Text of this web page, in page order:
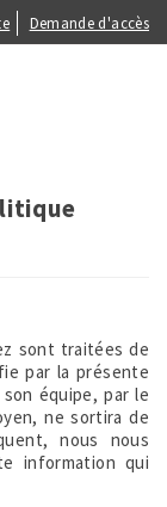
Demande d'accès
sont traitées de
par la présente
équipe, par le
ne sortira de
nous nous
information qui